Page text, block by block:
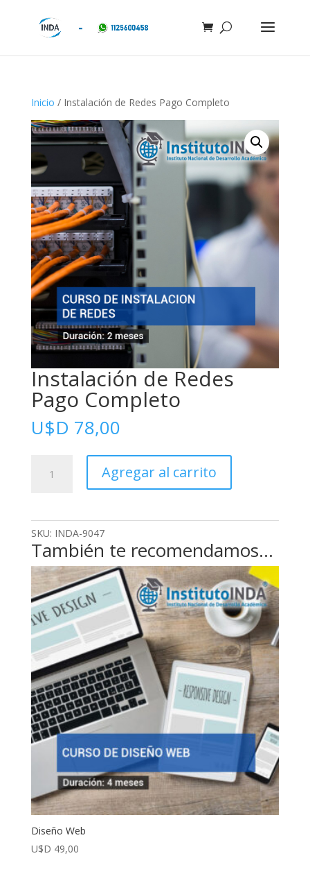
Inicio / Instalación de Redes Pago Completo
Instalación de Redes
Pago Completo
U$D 78,00
cantidad
Agregar al carrito
SKU: INDA-9047
También te recomendamos…
Diseño Web
U$D 49,00